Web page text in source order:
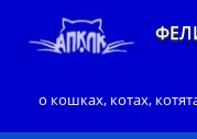
о кошках, котах,